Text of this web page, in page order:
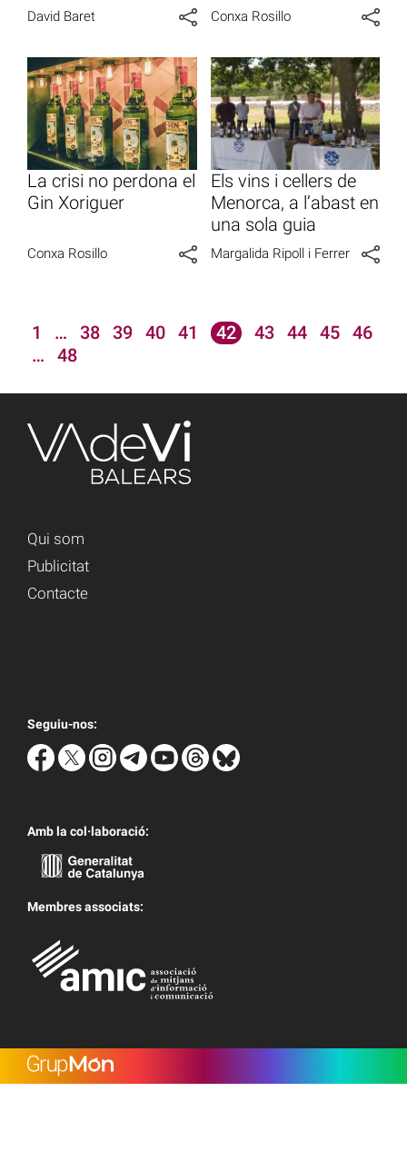
David Baret Conxa Rosillo
La crisi no perdona el
Gin Xoriguer
Conxa Rosillo
Els vins i cellers de
Menorca, a l’abast en
una sola guia
Margalida Ripoll i Ferrer
1 … 38 39 40 41 42 43 44 45 46
…
48
Qui som
Publicitat
Contacte
Seguiu-nos:
Amb la col·laboració:
Membres associats: